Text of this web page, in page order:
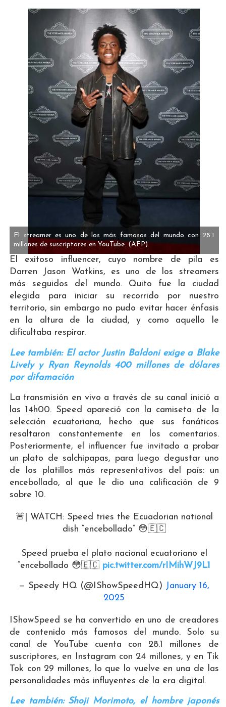
El streamer es uno de los más famosos del mundo con 28.1
millones de suscriptores en YouTube. (AFP)
El exitoso influencer, cuyo nombre de pila es
Darren Jason Watkins, es uno de los streamers
más seguidos del mundo. Quito fue la ciudad
elegida para iniciar su recorrido por nuestro
territorio, sin embargo no pudo evitar hacer énfasis
en la altura de la ciudad, y como aquello le
dificultaba respirar.
Lee también: El actor Justin Baldoni exige a Blake
Lively y Ryan Reynolds 400 millones de dólares
por difamación
La transmisión en vivo a través de su canal inició a
las 14h00. Speed apareció con la camiseta de la
selección ecuatoriana, hecho que sus fanáticos
resaltaron constantemente en los comentarios.
Posteriormente, el influencer fue invitado a probar
un plato de salchipapas, para luego degustar uno
de los platillos más representativos del país: un
encebollado, al que le dio una calificación de 9
sobre 10.
🚨| WATCH: Speed tries the Ecuadorian national
dish “encebollado” 😳🇪🇨
Speed prueba el plato nacional ecuatoriano el
“encebollado 😳🇪🇨 pic.twitter.com/rIMihWJ9L1
— Speedy HQ (@IShowSpeedHQ) January 16,
2025
IShowSpeed se ha convertido en uno de creadores
de contenido más famosos del mundo. Solo su
canal de YouTube cuenta con 28.1 millones de
suscriptores, en Instagram con 24 millones, y en Tik
Tok con 29 millones, lo que lo vuelve en una de las
personalidades más influyentes de la era digital.
Lee también: Shoji Morimoto, el hombre japonés